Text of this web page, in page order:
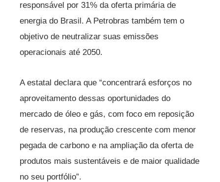
responsável por 31% da oferta primária de
energia do Brasil. A Petrobras também tem o
objetivo de neutralizar suas emissões
operacionais até 2050.
A estatal declara que “concentrará esforços no
aproveitamento dessas oportunidades do
mercado de óleo e gás, com foco em reposição
de reservas, na produção crescente com menor
pegada de carbono e na ampliação da oferta de
produtos mais sustentáveis e de maior qualidade
no seu portfólio”.